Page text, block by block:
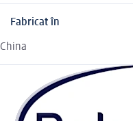
Fabricat în
China